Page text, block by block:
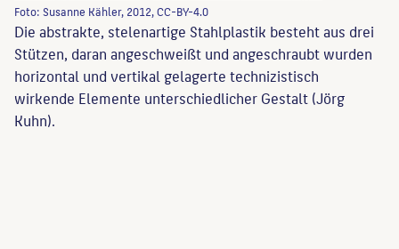
Foto: Susanne Kähler, 2012, CC-BY-4.0
Die abstrakte, stelenartige Stahlplastik besteht aus drei
Stützen, daran angeschweißt und angeschraubt wurden
horizontal und vertikal gelagerte technizistisch
wirkende Elemente unterschiedlicher Gestalt (Jörg
Kuhn).